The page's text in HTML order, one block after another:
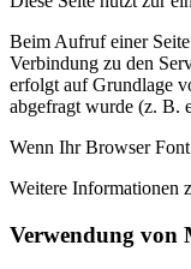
Beim Aufruf einer
Verbindung zu den
erfolgt auf Grundlage
abgefragt wurde (z. B.
Wenn Ihr Browser
Weitere Informationen
Verwendung von